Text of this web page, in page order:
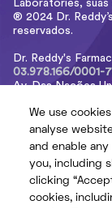
We use
analyse
and enable
you, including
clicking
cookies,
We use
analyse
and enable
you, including
clicking
cookies,
Laboratories, suas
® 2024 Dr.
reservados.
Dr. Reddy's
03.978.166/0001-
Av. Das Nações
CEP: 04794-000
POLÍTICA DE
ACESSIBILIDADE